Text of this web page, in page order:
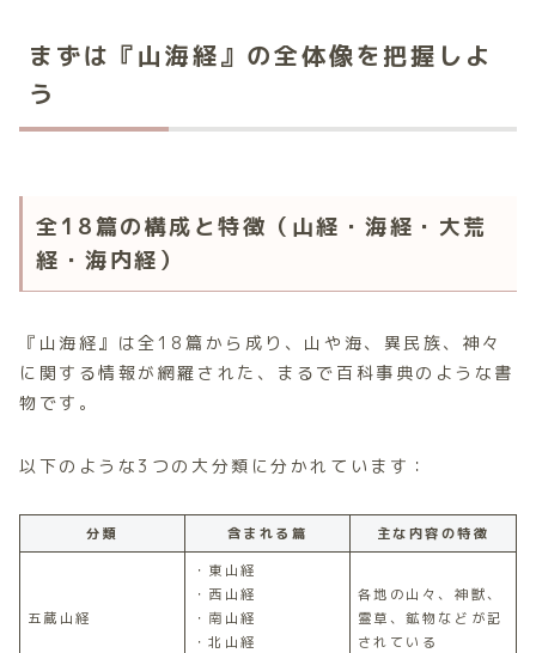
まずは『山海経』の全体像を把握しよ
う
全18篇の構成と特徴（山経・海経・大荒
経・海内経）
『山海経』は全18篇から成り、山や海、異民族、神々
に関する情報が網羅された、まるで百科事典のような書
物です。
以下のような3つの大分類に分かれています：
分類 含まれる篇 主な内容の特徴
五蔵山経
・東山経
・西山経
・南山経
・北山経
各地の山々、神獣、
霊草、鉱物などが記
されている